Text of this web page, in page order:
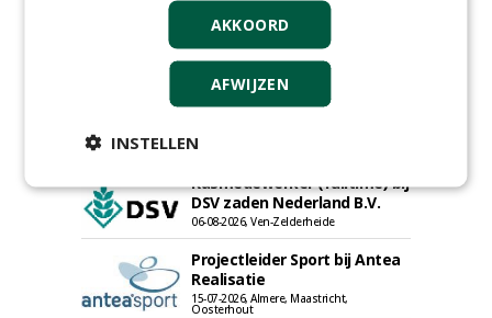
Proefveldmedewerker/
Chauffeur
landbouwmachines bij DSV
zaden Nederland B.V.
06-08-2026, Ven-Zelderheide
Kasmedewerker (fulltime) bij
DSV zaden Nederland B.V.
06-08-2026, Ven-Zelderheide
Projectleider Sport bij Antea
Realisatie
15-07-2026, Almere, Maastricht,
Oosterhout
AKKOORD
AFWIJZEN
INSTELLEN